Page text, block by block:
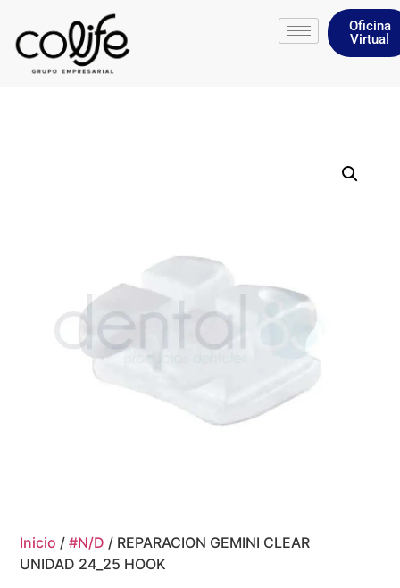
Oficina
Virtual
Inicio /#N/D / REPARACION GEMINI CLEAR
UNIDAD 24_25 HOOK